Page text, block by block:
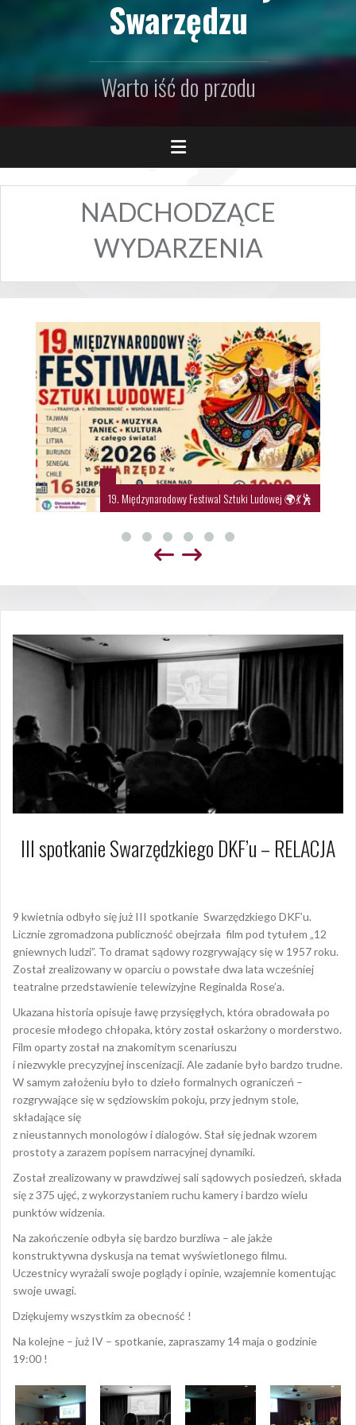
Swarzędzu
Warto iść do przodu
NADCHODZĄCE
WYDARZENIA
19. Międzynarodowy Festiwal Sztuki Ludowej 🌍💃🕺
III spotkanie Swarzędzkiego DKF’u – RELACJA
9 kwietnia odbyło się już III spotkanie Swarzędzkiego DKF’u.
Licznie zgromadzona publiczność obejrzała film pod tytułem „12
gniewnych ludzi”. To dramat sądowy rozgrywający się w 1957 roku.
Został zrealizowany w oparciu o powstałe dwa lata wcześniej
teatralne przedstawienie telewizyjne Reginalda Rose’a.
Ukazana historia opisuje ławę przysięgłych, która obradowała po
procesie młodego chłopaka, który został oskarżony o morderstwo.
Film oparty został na znakomitym scenariuszu
i niezwykle precyzyjnej inscenizacji. Ale zadanie było bardzo trudne.
W samym założeniu było to dzieło formalnych ograniczeń –
rozgrywające się w sędziowskim pokoju, przy jednym stole,
składające się
z nieustannych monologów i dialogów. Stał się jednak wzorem
prostoty a zarazem popisem narracyjnej dynamiki.
Został zrealizowany w prawdziwej sali sądowych posiedzeń, składa
się z 375 ujęć, z wykorzystaniem ruchu kamery i bardzo wielu
punktów widzenia.
Na zakończenie odbyła się bardzo burzliwa – ale jakże
konstruktywna dyskusja na temat wyświetlonego filmu.
Uczestnicy wyrażali swoje poglądy i opinie, wzajemnie komentując
swoje uwagi.
Dziękujemy wszystkim za obecność !
Na kolejne – już IV – spotkanie, zapraszamy 14 maja o godzinie
19:00 !